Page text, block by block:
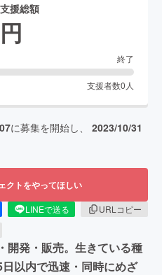
援総額
円
終了
支援者数0 人
に募集を開始し、 2023/10/31
クトをやってほしい
LINEで送る
URLコピー
開発・販売。生きている種
以内で迅速・同時にめざ